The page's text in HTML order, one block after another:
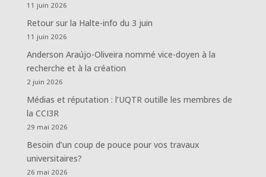
11 juin 2026
Retour sur la Halte-info du 3 juin
11 juin 2026
Anderson Araújo-Oliveira nommé vice-doyen à la
recherche et à la création
2 juin 2026
Médias et réputation : l’UQTR outille les membres de
la CCI3R
29 mai 2026
Besoin d’un coup de pouce pour vos travaux
universitaires?
26 mai 2026